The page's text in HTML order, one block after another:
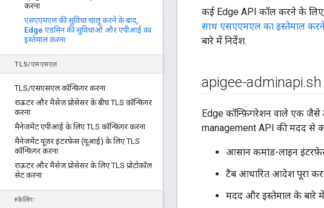
करना
एसएएमएल की सुविधा चालू करने के बाद,
Edge एडमिन की सुविधाओं और एपीआई का
इस्तेमाल करना
TLS/एसएसएल
TLS/एसएसएल कॉन्फ़िगर करना
राऊटर और मैसेज प्रोसेसर के बीच TLS कॉन्फ़िगर
करना
मैनेजमेंट एपीआई के लिए TLS कॉन्फ़िगर करना
मैनेजमेंट यूज़र इंटरफ़ेस (यूआई) के लिए TLS
कॉन्फ़िगर करना
राऊटर और मैसेज प्रोसेसर के लिए TLS प्रोटोकॉल
सेट करना
स्केलिंग:
कई Edge API कॉल करने के
साथ एसएएमएल का इस्तेमाल
बारे में निर्देश.
apigee-adminapi.sh
Edge कॉन्फ़िगरेशन वाले एक जैसे
management API की मदद से
आसान कमांड-लाइन
टैब आधारित आदेश पूरा
मदद और इस्तेमाल के बारे में